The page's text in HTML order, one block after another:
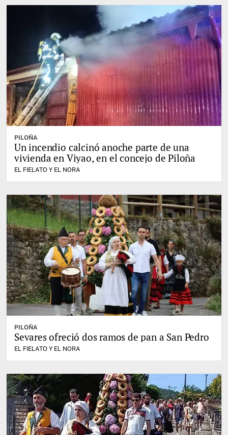
PILOÑA
Un incendio calcinó anoche parte de una
vivienda en Viyao, en el concejo de Piloña
EL FIELATO Y EL NORA
PILOÑA
Sevares ofreció dos ramos de pan a San Pedro
EL FIELATO Y EL NORA